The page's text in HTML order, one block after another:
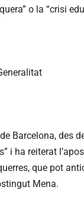
o la “crisi
Barcelona, des
i ha reiterat
que pot
Mena.